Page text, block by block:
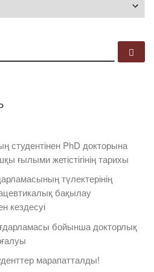
студентінен PhD докторына
ғылыми жетістігінің тарихы
түлектерінің
бақылау
кездесуі
бойынша докторлық
марапатталды!